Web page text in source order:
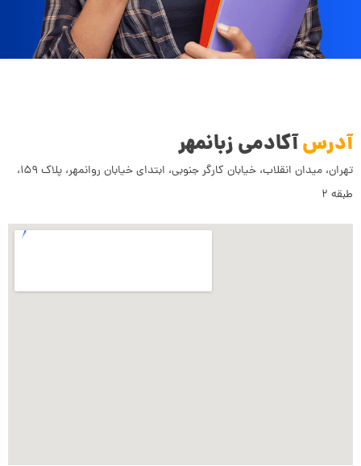
آدرسآکادمی زبانمهر
تهران، میدان انقلاب، خیابان کارگر جنوبی، ابتدای خیابان روانمهر، پلاک ۱۵۹،
طبقه ۲